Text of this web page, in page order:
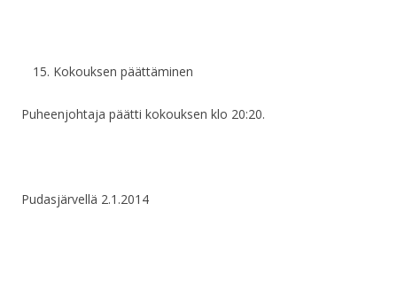
Kokouksen päättäminen
Puheenjohtaja päätti kokouksen klo 20:20.
Pudasjärvellä 2.1.2014